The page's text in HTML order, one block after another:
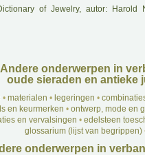
of Jewelry, autor: Harold
Andere onderwerpen in
oude sieraden en antieke
• materialen • legeringen •
en keurmerken • ontwerp, mode en
en vervalsingen • edelsteen
glossarium (lijst van begrippen)
onderwerpen in